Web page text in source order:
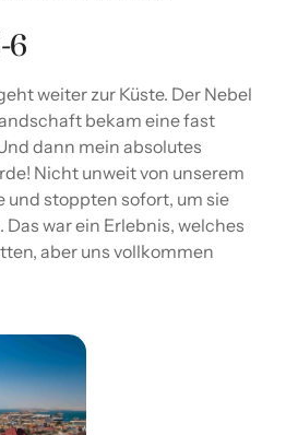
6
weiter zur Küste. Der Nebel
bekam eine fast
dann mein absolutes
Nicht unweit von unserem
und stoppten sofort, um sie
war ein Erlebnis, welches
aber uns vollkommen